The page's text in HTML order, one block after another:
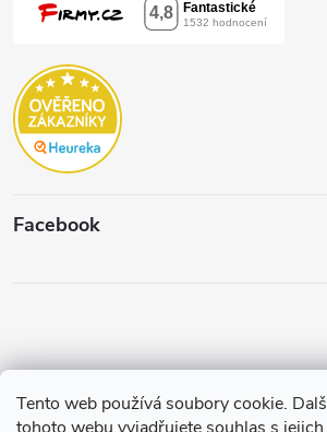
Tento web používá soubory cookie.
Facebook
Copyright 2026 Štěpánková & C. . Všechna